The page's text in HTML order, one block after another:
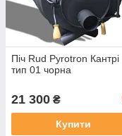
Піч Rud Pyrotron Кантрі
тип 01 чорна
21 300 ₴
Купити